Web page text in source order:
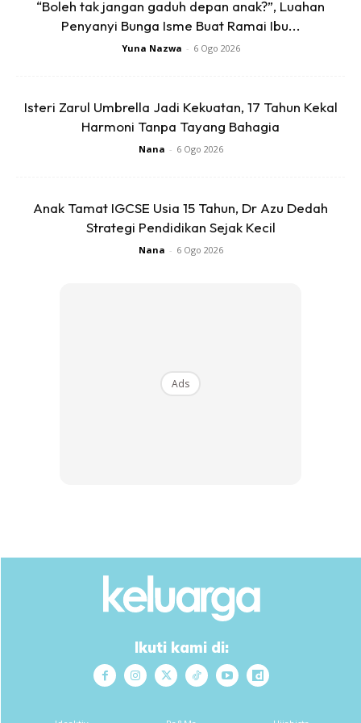
keberangkatan mereka, video ringkas yang dikongsikan
Siella cukup untuk menyentuh hati ramai. M. Nasir dan
hati mereka.
Dalam kapsyen video tersebut, Siella menitipkan ucapan
Meskipun M. Nasir bukanlah seorang yang aktif di media
sosial, beliau sempat memuat naik semula foto kenangan
“Boleh tak jangan gaduh depan anak?”, Luahan
Penyanyi Bunga Isme Buat Ramai Ibu...
Yuna Nazwa - 6 Ogo 2026
Isteri Zarul Umbrella Jadi Kekuatan, 17 Tahun Kekal
Harmoni Tanpa Tayang Bahagia
Nana - 6 Ogo 2026
Anak Tamat IGCSE Usia 15 Tahun, Dr Azu Dedah
Strategi Pendidikan Sejak Kecil
Nana - 6 Ogo 2026
Ads
Ikuti kami di: